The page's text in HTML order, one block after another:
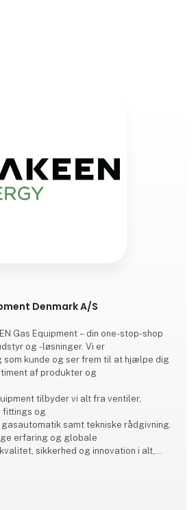
Denmark A/S
Gas Equipment – din one-stop-shop
og -løsninger. Vi er
som kunde og ser frem til at hjælpe dig
af produkter og
tilbyder vi alt fra ventiler,
fittings og
samt tekniske rådgivning.
erfaring og globale
sikkerhed og innovation i alt,
og sikrer, at vores løsninger lever